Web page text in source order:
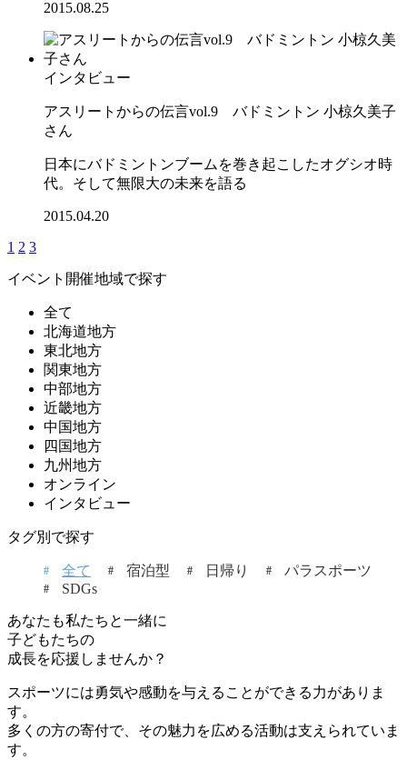
2015.08.25
インタビュー
アスリートからの伝言vol.9 バドミントン 小椋久美子
さん
日本にバドミントンブームを巻き起こしたオグシオ時
代。そして無限大の未来を語る
2015.04.20
1 2 3
イベント開催地域で探す
全て
北海道地方
東北地方
関東地方
中部地方
近畿地方
中国地方
四国地方
九州地方
オンライン
インタビュー
タグ別で探す
全て 宿泊型 日帰り
パラスポーツ
SDGs
あなたも私たちと一緒に
子どもたちの
成長を応援しませんか？
スポーツには勇気や感動を与えることができる力がありま
す。
多くの方の寄付で、その魅力を広める活動は支えられていま
す。